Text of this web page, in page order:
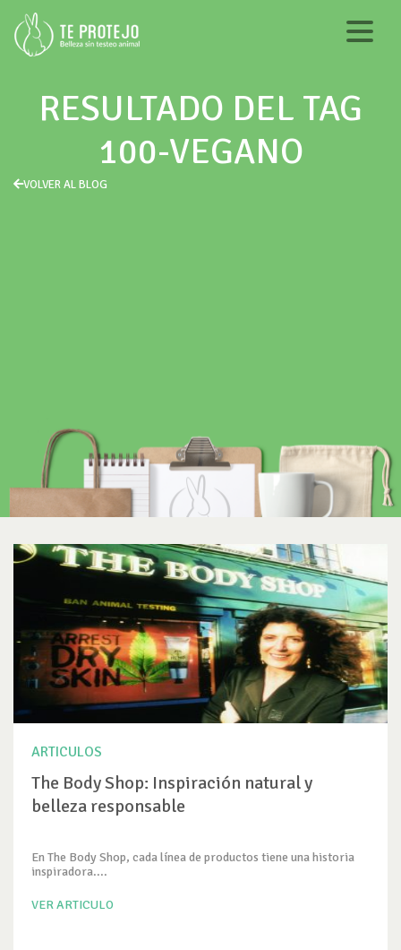
RESULTADO DEL TAG
100-VEGANO
VOLVER AL BLOG
ARTICULOS
The Body Shop: Inspiración natural y
belleza responsable
En The Body Shop, cada línea de productos tiene una historia
inspiradora....
VER ARTICULO